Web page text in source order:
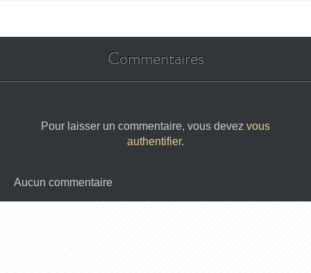
Commentaires
Pour laisser un commentaire, vous devez vous
authentifier.
Aucun commentaire